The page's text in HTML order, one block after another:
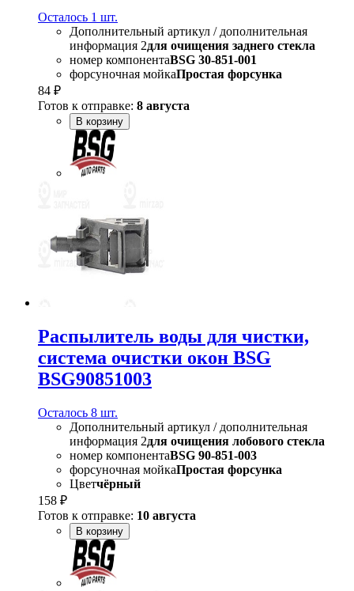
Осталось 1 шт.
Дополнительный артикул / дополнительная
информация 2для очищения заднего стекла
номер компонентаBSG 30-851-001
форсуночная мойкаПростая форсунка
84 ₽
Готов к отправке: 8 августа
В корзину
Распылитель воды для чистки,
система очистки окон BSG
BSG90851003
Осталось 8 шт.
Дополнительный артикул / дополнительная
информация 2для очищения лобового стекла
номер компонентаBSG 90-851-003
форсуночная мойкаПростая форсунка
Цветчёрный
158 ₽
Готов к отправке: 10 августа
В корзину